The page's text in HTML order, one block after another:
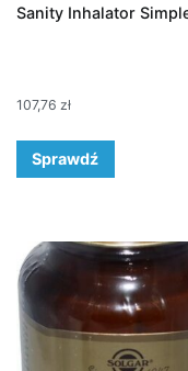
Sanity Inhalator
107,76 zł
Sprawdź